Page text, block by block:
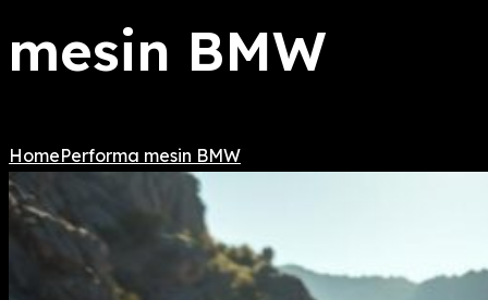
mesin BMW
HomePerforma mesin BMW